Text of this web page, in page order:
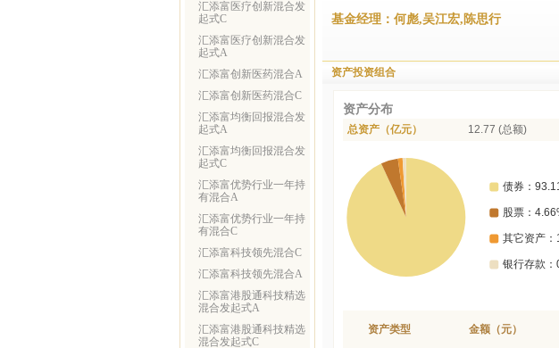
汇添富医疗创新混合发
起式C
汇添富医疗创新混合发
起式A
汇添富创新医药混合A
汇添富创新医药混合C
汇添富均衡回报混合发
起式A
汇添富均衡回报混合发
起式C
汇添富优势行业一年持
有混合A
汇添富优势行业一年持
有混合C
汇添富科技领先混合C
汇添富科技领先混合A
汇添富港股通科技精选
混合发起式A
汇添富港股通科技精选
混合发起式C
基金经理：何彪,吴江宏,陈思行
资产投资组合
资产分布
总资产（亿元） 12.77 (总额)
资产类型 金额（元）